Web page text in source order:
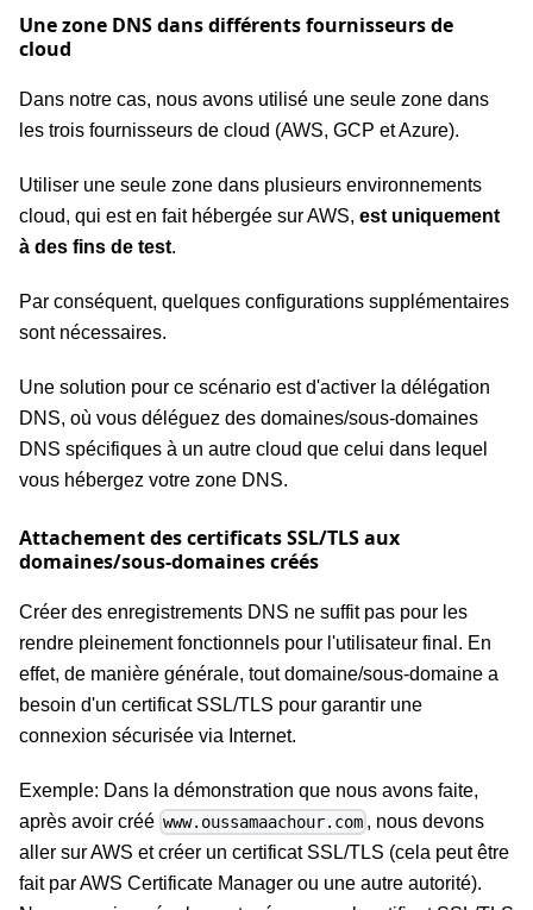
Une zone DNS dans différents fournisseurs de
cloud
Dans notre cas, nous avons utilisé une seule zone dans
les trois fournisseurs de cloud (AWS, GCP et Azure).
Utiliser une seule zone dans plusieurs environnements
cloud, qui est en fait hébergée sur AWS, est uniquement
à des fins de test.
Par conséquent, quelques configurations supplémentaires
sont nécessaires.
Une solution pour ce scénario est d'activer la délégation
DNS, où vous déléguez des domaines/sous-domaines
DNS spécifiques à un autre cloud que celui dans lequel
vous hébergez votre zone DNS.
Attachement des certificats SSL/TLS aux
domaines/sous-domaines créés
Créer des enregistrements DNS ne suffit pas pour les
rendre pleinement fonctionnels pour l'utilisateur final. En
effet, de manière générale, tout domaine/sous-domaine a
besoin d'un certificat SSL/TLS pour garantir une
connexion sécurisée via Internet.
Exemple: Dans la démonstration que nous avons faite,
après avoir créé www.oussamaachour.com , nous devons
aller sur AWS et créer un certificat SSL/TLS (cela peut être
fait par AWS Certificate Manager ou une autre autorité).